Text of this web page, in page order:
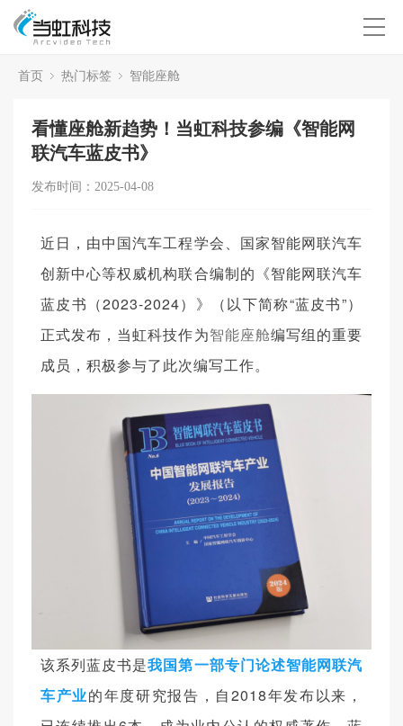
首页 热门标签 智能座舱
看懂座舱新趋势！当虹科技参编《智能网
联汽车蓝皮书》
发布时间：2025-04-08
近日，由中国汽车工程学会、国家智能网联汽车
创新中心等权威机构联合编制的《智能网联汽车
蓝皮书（2023-2024）》（以下简称“蓝皮书”）
正式发布，当虹科技作为智能座舱编写组的重要
成员，积极参与了此次编写工作。
该系列蓝皮书是我国第一部专门论述智能网联汽
车产业的年度研究报告，自2018年发布以来，